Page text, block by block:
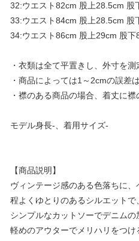
32:ウエスト82cm 股上28.5cm 股
33:ウエスト84cm 股上28.5cm 股
34:ウエスト86cm 股上29cm 股下
・衣類は全て平置きし、外寸を測
・商品によっては1～2cmの誤差
・襟のある商品の場合、着丈に襟
モデル身長-、着用サイズ-
【商品説明】
ヴィンテージ感のある色落ちに
程よくゆとりのあるシルエットで
シンプルなカットソーでデニムの
軽めのアウターでメリハリをつけ